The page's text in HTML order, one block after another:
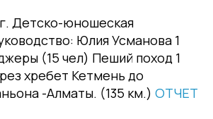
г. Детско-юношеская
Юлия Усманова 1
(15 чел) Пеший поход 1
хребет Кетмень до
-Алматы. (135 км.) ОТЧЕТ